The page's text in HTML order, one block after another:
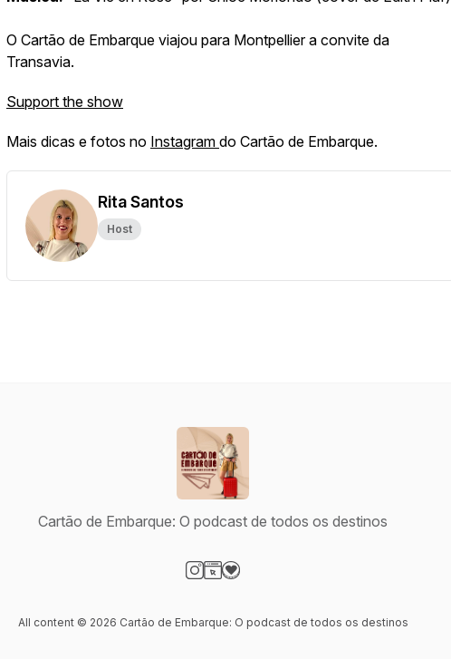
O Cartão de Embarque viajou para Montpellier a convite da
Transavia.
Support the show
Mais dicas e fotos no Instagram do Cartão de Embarque.
Rita Santos
Host
Cartão de Embarque: O podcast de todos os destinos
All content © 2026 Cartão de Embarque: O podcast de todos os destinos